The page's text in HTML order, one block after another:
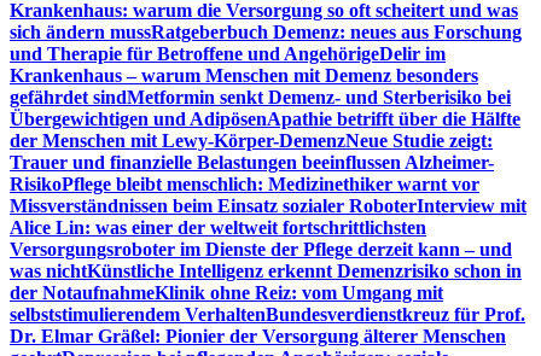
Krankenhaus: warum die Versorgung so oft scheitert und was
sich ändern mussRatgeberbuch Demenz: neues aus Forschung
und Therapie für Betroffene und AngehörigeDelir im
Krankenhaus – warum Menschen mit Demenz besonders
gefährdet sindMetformin senkt Demenz- und Sterberisiko bei
Übergewichtigen und AdipösenApathie betrifft über die Hälfte
der Menschen mit Lewy-Körper-DemenzNeue Studie zeigt:
Trauer und finanzielle Belastungen beeinflussen Alzheimer-
RisikoPflege bleibt menschlich: Medizinethiker warnt vor
Missverständnissen beim Einsatz sozialer RoboterInterview mit
Alice Lin: was einer der weltweit fortschrittlichsten
Versorgungsroboter im Dienste der Pflege derzeit kann – und
was nichtKünstliche Intelligenz erkennt Demenzrisiko schon in
der NotaufnahmeKlinik ohne Reiz: vom Umgang mit
selbststimulierendem VerhaltenBundesverdienstkreuz für Prof.
Dr. Elmar Gräßel: Pionier der Versorgung älterer Menschen